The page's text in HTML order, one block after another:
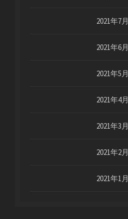
2021年7月
2021年6月
2021年5月
2021年4月
2021年3月
2021年2月
2021年1月